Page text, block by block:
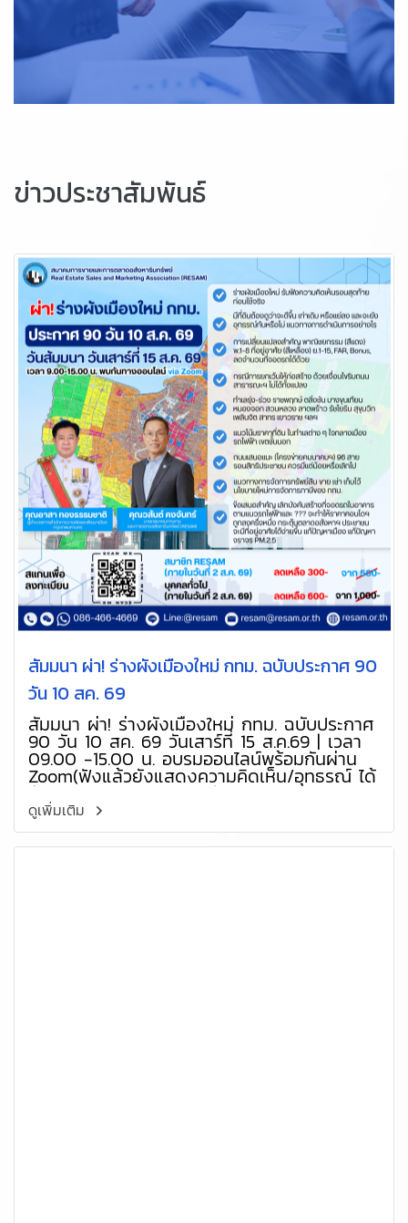
ข่าวประชาสัมพันธ์
สัมมนา ผ่า! ร่างผังเมืองใหม่ กทม. ฉบับประกาศ 90
วัน 10 สค. 69
สัมมนา ผ่า! ร่างผังเมืองใหม่ กทม. ฉบับประกาศ
90 วัน 10 สค. 69 วันเสาร์ที่ 15 ส.ค.69 | เวลา
09.00 -15.00 น. อบรมออนไลน์พร้อมกันผ่าน
Zoom(ฟังแล้วยังแสดงความคิดเห็น/อุทธรณ์ ได้
ทัน กทม.ติดประกาศ 90 วัน (10 ส.ค. 69-7
พ.ย.69)
ดูเพิ่มเติม